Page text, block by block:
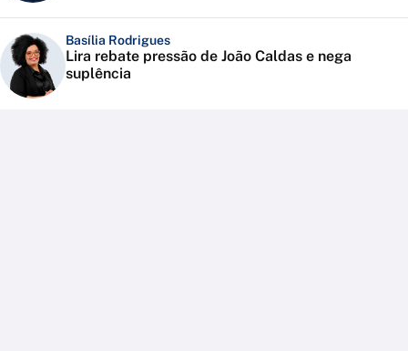
Basília Rodrigues
Lira rebate pressão de João Caldas e nega
suplência